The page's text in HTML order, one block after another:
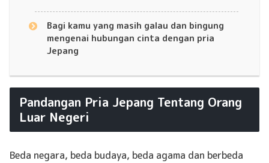
Bagi kamu yang masih galau dan bingung
mengenai hubungan cinta dengan pria
Jepang
Pandangan Pria Jepang Tentang Orang
Luar Negeri
Beda negara, beda budaya, beda agama dan berbeda